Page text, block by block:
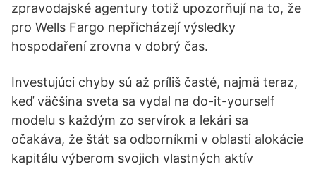
zpravodajské agentury totiž upozorňují na to, že
pro Wells Fargo nepřicházejí výsledky
hospodaření zrovna v dobrý čas.
Investujúci chyby sú až príliš časté, najmä teraz,
keď väčšina sveta sa vydal na do-it-yourself
modelu s každým zo servírok a lekári sa
očakáva, že štát sa odborníkmi v oblasti alokácie
kapitálu výberom svojich vlastných aktív